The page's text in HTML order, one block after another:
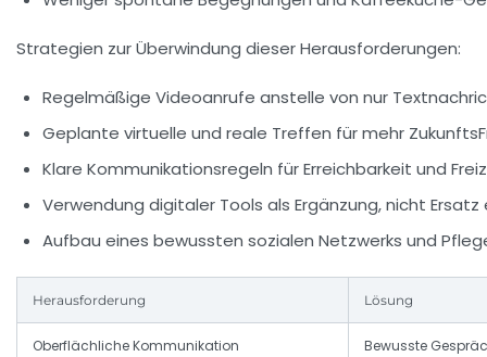
Strategien zur Überwindung dieser Herausforderungen:
Regelmäßige Videoanrufe anstelle von nur
Geplante virtuelle und reale Treffen für mehr
Klare Kommunikationsregeln für Erreichbarkeit und
Verwendung digitaler Tools als Ergänzung, nicht
Aufbau eines bewussten sozialen Netzwerks und
Herausforderung Lösung
Oberflächliche Kommunikation Bewusste